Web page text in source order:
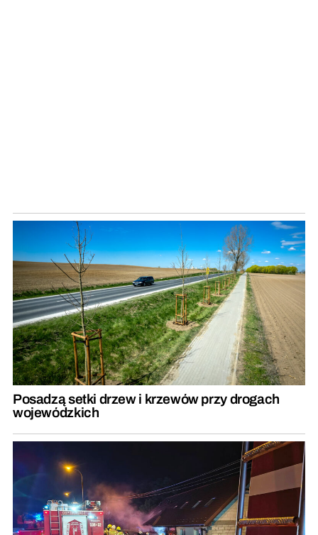
Posadzą setki drzew i krzewów przy drogach
wojewódzkich